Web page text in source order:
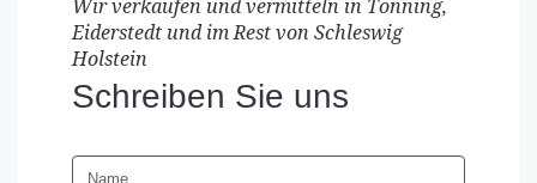
Wir verkaufen und vermitteln in Tönning,
Eiderstedt und im Rest von Schleswig
Holstein
Schreiben Sie uns